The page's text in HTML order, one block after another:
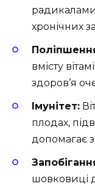
хронічних
вмісту
здоров’я
Імунітет:
плодах,
допомагає
шовковиці